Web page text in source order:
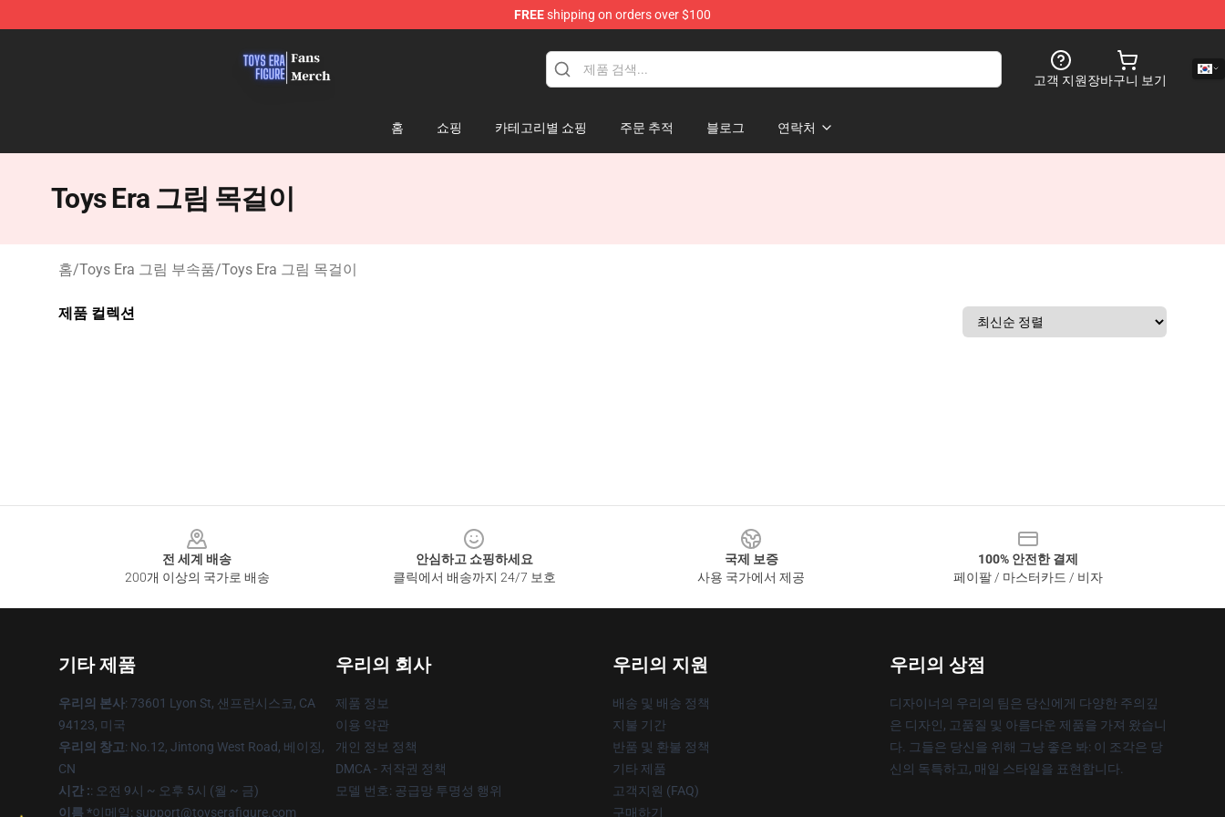
FREEshipping on orders over $100
고객 지원장바구니 보기
홈 쇼핑 카테고리별 쇼핑 주문 추적 블로그 연락처
Toys Era 그림 목걸이
홈/Toys Era 그림 부속품/Toys Era 그림 목걸이
제품 컬렉션
전 세계 배송
200개 이상의 국가로 배송
안심하고 쇼핑하세요
클릭에서 배송까지 24/7 보호
국제 보증
사용 국가에서 제공
100% 안전한 결제
페이팔 / 마스터카드 / 비자
기타 제품
우리의 본사: 73601 Lyon St, 샌프란시스코, CA
94123, 미국
우리의 창고: No.12, Jintong West Road, 베이징,
CN
시간 :: 오전 9시 ~ 오후 5시 (월 ~ 금)
이름 *이메일: support@toyserafigure.com
우리의 회사
제품 정보
이용 약관
개인 정보 정책
DMCA - 저작권 정책
모델 번호: 공급망 투명성 행위
우리의 지원
배송 및 배송 정책
지불 기간
반품 및 환불 정책
기타 제품
고객지원 (FAQ)
구매하기
우리의 상점
디자이너의 우리의 팀은 당신에게 다양한 주의깊
은 디자인, 고품질 및 아름다운 제품을 가져 왔습니
다. 그들은 당신을 위해 그냥 좋은 봐: 이 조각은 당
신의 독특하고, 매일 스타일을 표현합니다.